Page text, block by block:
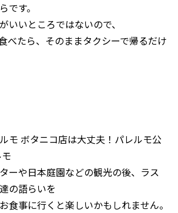
です。
いいところではないので、
べたら、そのままタクシーで帰るだけ
モ ボタニコ店は大丈夫！パレルモ公
ーや日本庭園などの観光の後、ラス
の語らいを
食事に行くと楽しいかもしれません。